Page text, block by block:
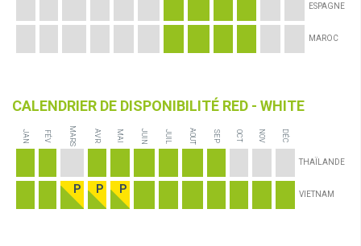
ESPAGNE
MAROC
CALENDRIER DE DISPONIBILITÉ RED - WHITE
JAN FÉV MARS AVR MAI JUIN JUIL AOUT SEP OCT NOV DÉC
THAÏLANDE
VIETNAM